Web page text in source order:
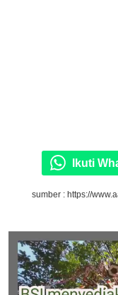
Ikuti
sumber : https://